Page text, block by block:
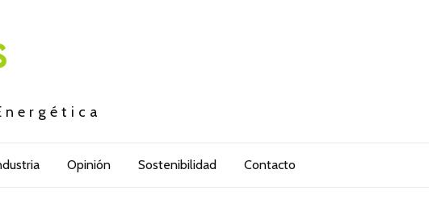
Opinión Sostenibilidad Contacto